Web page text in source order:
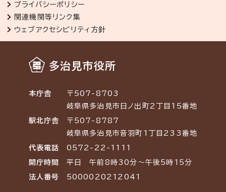
プライバシーポリシー
関連機関等リンク集
ウェブアクセシビリティ方針
多治見市役所
本庁舎
〒507-8703
岐阜県多治見市日ノ出町2丁目15番地
駅北庁舎
〒507-8787
岐阜県多治見市音羽町1丁目233番地
代表電話 0572-22-1111
開庁時間 平日 午前8時30分～午後5時15分
法人番号 5000020212041